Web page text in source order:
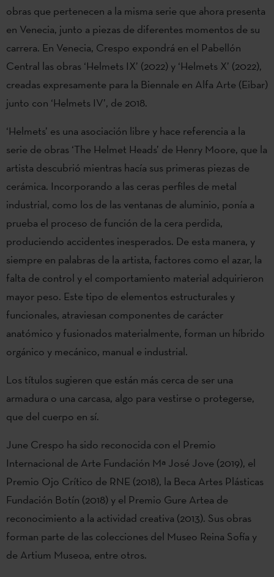
obras que pertenecen a la misma serie que ahora presenta
en Venecia, junto a piezas de diferentes momentos de su
carrera. En Venecia, Crespo expondrá en el Pabellón
Central las obras ‘Helmets IX’ (2022) y ‘Helmets X’ (2022),
creadas expresamente para la Biennale en Alfa Arte (Eibar)
junto con ‘Helmets IV’, de 2018.
‘Helmets’ es una asociación libre y hace referencia a la
serie de obras ‘The Helmet Heads’ de Henry Moore, que la
artista descubrió mientras hacía sus primeras piezas de
cerámica. Incorporando a las ceras perfiles de metal
industrial, como los de las ventanas de aluminio, ponía a
prueba el proceso de función de la cera perdida,
produciendo accidentes inesperados. De esta manera, y
siempre en palabras de la artista, factores como el azar, la
falta de control y el comportamiento material adquirieron
mayor peso. Este tipo de elementos estructurales y
funcionales, atraviesan componentes de carácter
anatómico y fusionados materialmente, forman un híbrido
orgánico y mecánico, manual e industrial.
Los títulos sugieren que están más cerca de ser una
armadura o una carcasa, algo para vestirse o protegerse,
que del cuerpo en sí.
June Crespo ha sido reconocida con el Premio
Internacional de Arte Fundación Mª José Jove (2019), el
Premio Ojo Crítico de RNE (2018), la Beca Artes Plásticas
Fundación Botín (2018) y el Premio Gure Artea de
reconocimiento a la actividad creativa (2013). Sus obras
forman parte de las colecciones del Museo Reina Sofía y
de Artium Museoa, entre otros.